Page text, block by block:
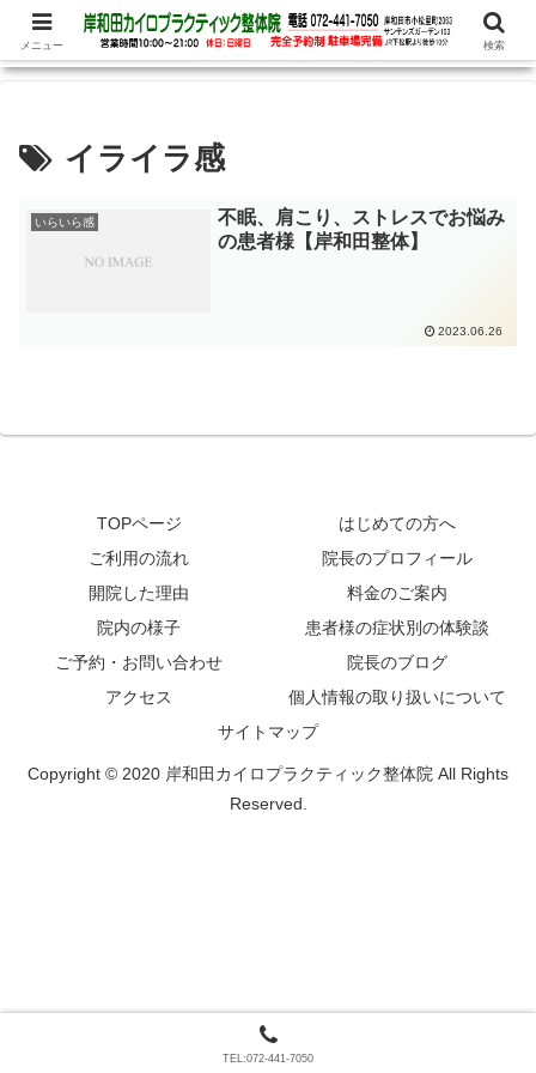
腰痛、めまい、頭痛の他、パニック障害、不安・恐怖症など心理的な症状もお
任せ下さい
イライラ感
いらいら感
不眠、肩こり、ストレスでお悩み
の患者様【岸和田整体】
2023.06.26
TOPページ
はじめての方へ
ご利用の流れ
院長のプロフィール
開院した理由
料金のご案内
院内の様子
患者様の症状別の体験談
ご予約・お問い合わせ
院長のブログ
アクセス
個人情報の取り扱いについて
サイトマップ
Copyright © 2020 岸和田カイロプラクティック整体院 All Rights
Reserved.
メニュー 検索
TEL:072-441-7050